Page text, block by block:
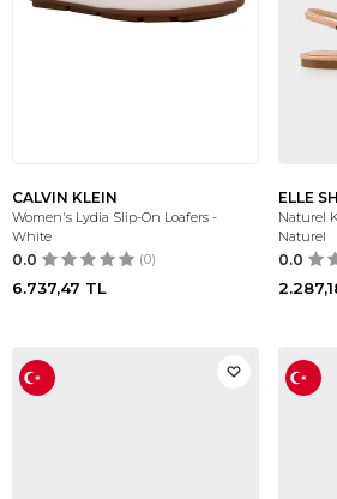
CALVIN KLEIN
Women's Lydia Slip-On Loafers -
White
0.0 (0)
6.737,47 TL
ELLE
Naturel
Naturel
0.0